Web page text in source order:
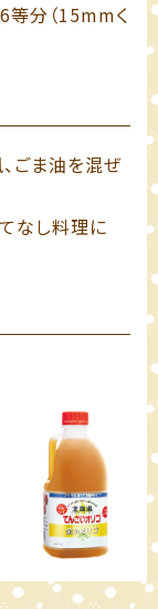
分（15mmく
ごま油を混ぜ
なし料理に